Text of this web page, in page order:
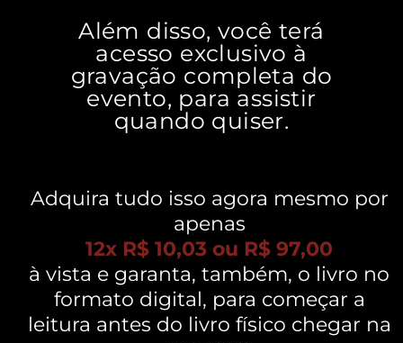
Além disso, você terá
acesso exclusivo à
gravação completa do
evento, para assistir
quando quiser.
Adquira tudo isso agora mesmo por
apenas
12x R$ 10,03 ou R$ 97,00
à vista e garanta, também, o livro no
formato digital, para começar a
leitura antes do livro físico chegar na